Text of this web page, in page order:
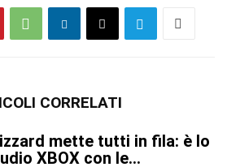
CORRELATI
mette tutti in fila: è lo
XBOX con le...